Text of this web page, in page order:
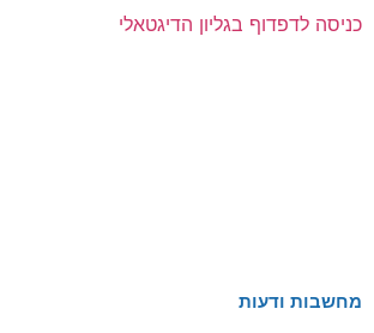
כניסה לדפדוף בגליון הדיגטאלי
מחשבות ודעות